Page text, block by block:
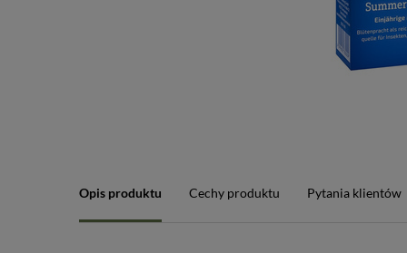
Opis produktu Cechy produktu Pytania klientów